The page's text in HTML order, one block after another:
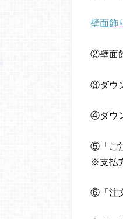
壁面飾
②壁面
③ダウ
④ダウ
⑤「ご
※支払
⑥「注